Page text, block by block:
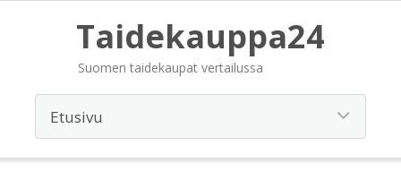
Taidekauppa24
Suomen taidekaupat vertailussa